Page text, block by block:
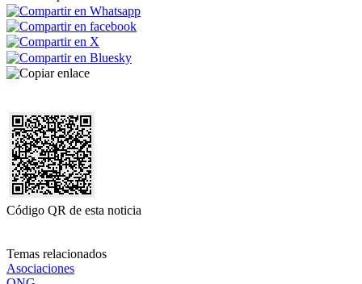
Código QR de esta noticia
Temas relacionados
Asociaciones